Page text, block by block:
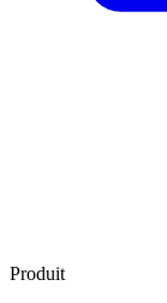
Produit